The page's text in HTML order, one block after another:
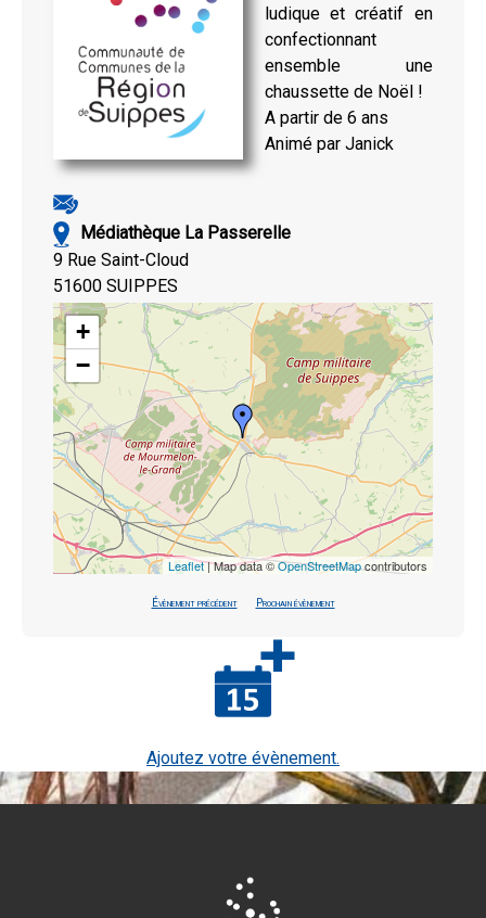
ludique et créatif en
confectionnant
ensemble une
chaussette de Noël !
A partir de 6 ans
Animé par Janick
Médiathèque La Passerelle
9 Rue Saint-Cloud
51600 SUIPPES
+
−
Leaflet| Map data ©OpenStreetMapcontributors
Évènement précédent Prochain évènement
Ajoutez votre évènement.